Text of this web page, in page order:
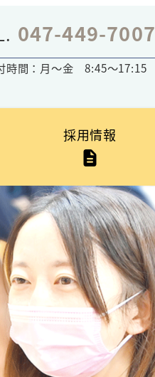
047-449-7007
時間：月～金 8:45～17:15
採用情報